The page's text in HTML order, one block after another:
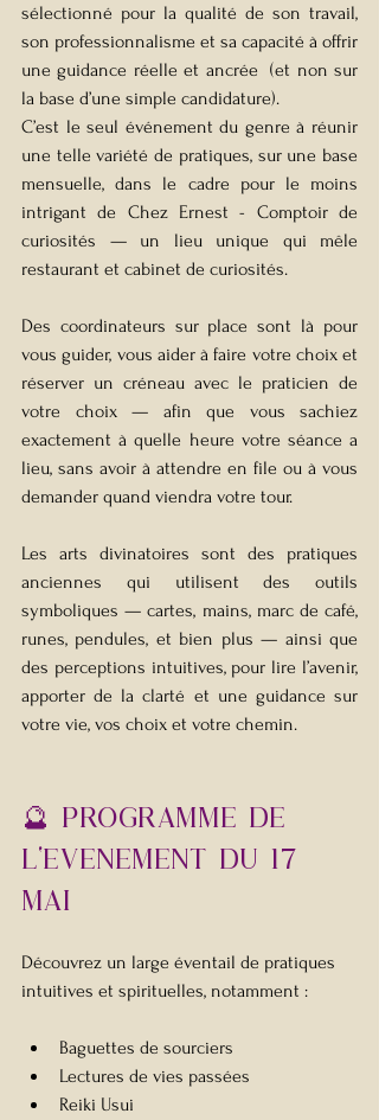
sélectionné pour la qualité de son travail,
son professionnalisme et sa capacité à offrir
une guidance réelle et ancrée  (et non sur
la base d’une simple candidature).
C’est le seul événement du genre à réunir
une telle variété de pratiques, sur une base
mensuelle, dans le cadre pour le moins
intrigant de Chez Ernest - Comptoir de
curiosités — un lieu unique qui mêle
restaurant et cabinet de curiosités.
Des coordinateurs sur place sont là pour
vous guider, vous aider à faire votre choix et
réserver un créneau avec le praticien de
votre choix — afin que vous sachiez
exactement à quelle heure votre séance a
lieu, sans avoir à attendre en file ou à vous
demander quand viendra votre tour.
Les arts divinatoires sont des pratiques
anciennes qui utilisent des outils
symboliques — cartes, mains, marc de café,
runes, pendules, et bien plus — ainsi que
des perceptions intuitives, pour lire l’avenir,
apporter de la clarté et une guidance sur
votre vie, vos choix et votre chemin.
🔮 Programme de
l'EvEnement du 17
mai
Découvrez un large éventail de pratiques
intuitives et spirituelles, notamment :
Baguettes de sourciers
Lectures de vies passées
Reiki Usui